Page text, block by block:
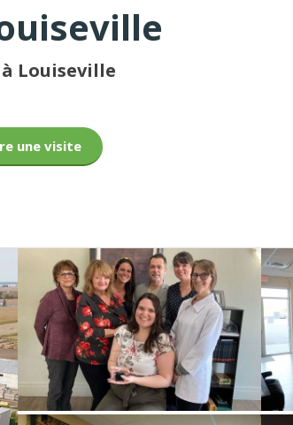
Louiseville
une visite